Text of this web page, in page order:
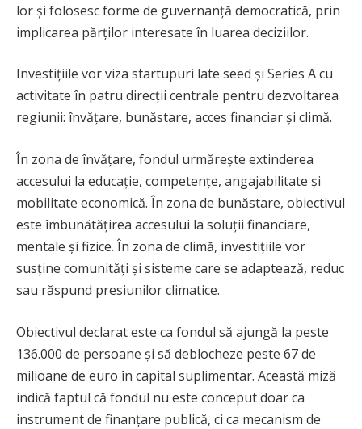
lor și folosesc forme de guvernanță democratică, prin
implicarea părților interesate în luarea deciziilor.
Investițiile vor viza startupuri late seed și Series A cu
activitate în patru direcții centrale pentru dezvoltarea
regiunii: învățare, bunăstare, acces financiar și climă.
În zona de învățare, fondul urmărește extinderea
accesului la educație, competențe, angajabilitate și
mobilitate economică. În zona de bunăstare, obiectivul
este îmbunătățirea accesului la soluții financiare,
mentale și fizice. În zona de climă, investițiile vor
susține comunități și sisteme care se adaptează, reduc
sau răspund presiunilor climatice.
Obiectivul declarat este ca fondul să ajungă la peste
136.000 de persoane și să deblocheze peste 67 de
milioane de euro în capital suplimentar. Această miză
indică faptul că fondul nu este conceput doar ca
instrument de finanțare publică, ci ca mecanism de